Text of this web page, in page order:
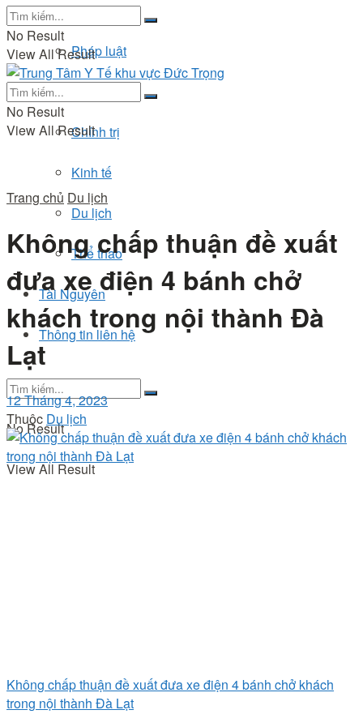
Xã hội
Pháp luật
Chính trị
Kinh tế
Du lịch
Thể thao
Tài Nguyên
Thông tin liên hệ
No Result
View All Result
No Result
View All Result
No Result
View All Result
Trang chủ Du lịch
Không chấp thuận đề xuất
đưa xe điện 4 bánh chở
khách trong nội thành Đà
Lạt
12 Tháng 4, 2023
Thuộc Du lịch
Không chấp thuận đề xuất đưa xe điện 4 bánh chở khách
trong nội thành Đà Lạt